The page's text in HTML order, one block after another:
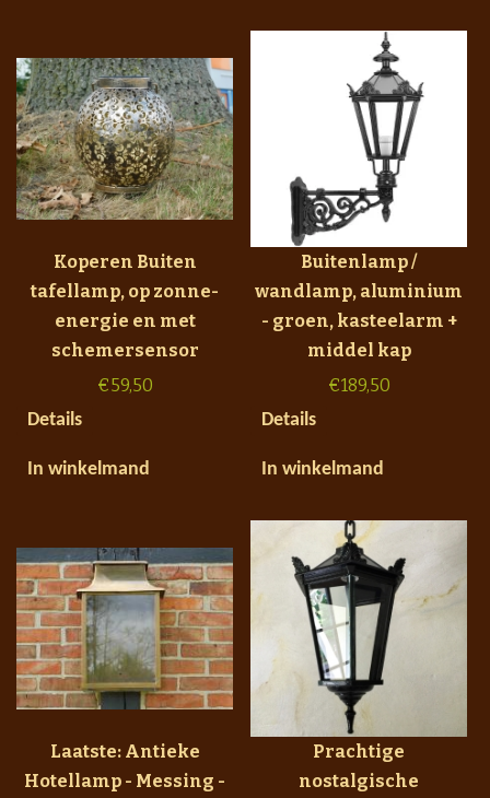
Koperen Buiten
tafellamp, op zonne-
energie en met
schemersensor
€59,50
Details
In winkelmand
Buitenlamp /
wandlamp, aluminium
- groen, kasteelarm +
middel kap
€189,50
Details
In winkelmand
Laatste: Antieke
Hotellamp - Messing -
Prachtige
nostalgische